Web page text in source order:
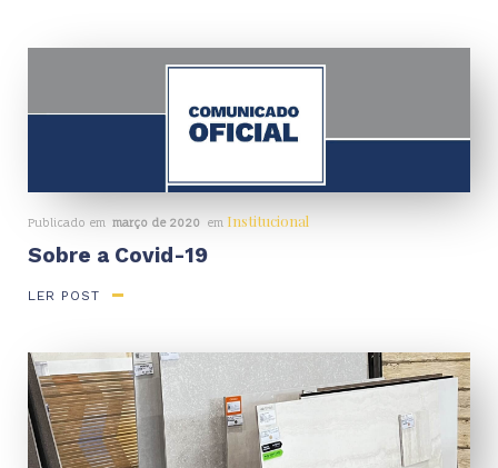
Publicado em março de 2020 em Institucional
Sobre a Covid-19
LER POST